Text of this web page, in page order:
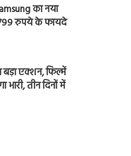
का नया
रुपये के फायदे
बड़ा एक्शन, फिल्में
तीन दिनों में